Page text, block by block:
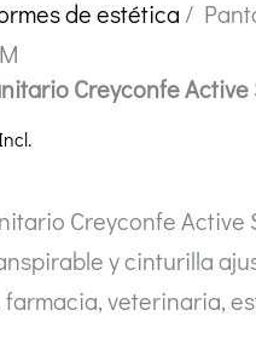
de estética /
Creyconfe Active
Creyconfe Active
y cinturilla
veterinaria,